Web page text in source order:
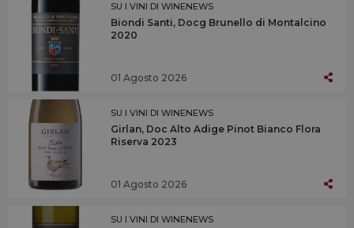
SU I VINI DI WINENEWS
Biondi Santi, Docg Brunello di Montalcino
2020
01 Agosto 2026
SU I VINI DI WINENEWS
Girlan, Doc Alto Adige Pinot Bianco Flora
Riserva 2023
01 Agosto 2026
SU I VINI DI WINENEWS